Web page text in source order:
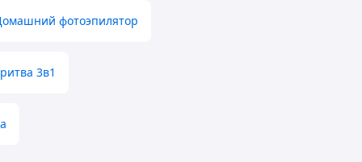
фотоэпилятор
3в1